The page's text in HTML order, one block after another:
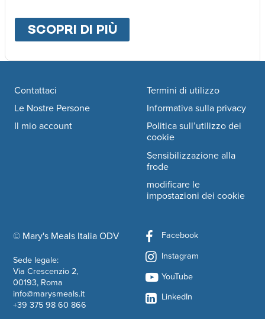
SCOPRI DI PIÙABOUT
Footer navigation
© Mary's Meals Italia ODVcompany information
Sede legale:
Via Crescenzio 2,
00193, Roma
info@marysmeals.it
+39 375 98 60 866
Contattaci
Le Nostre Persone
Il mio account
Termini di utilizzo
Informativa sulla privacy
Politica sull’utilizzo dei
cookie
Sensibilizzazione alla
frode
modificare le
impostazioni dei cookie
Facebook
Instagram
YouTube
LinkedIn